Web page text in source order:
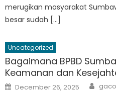
merugikan masyarakat
besar sudah […]
Uncategorized
Bagaimana BPBD
Keamanan dan
Posted
on
December 26, 2025